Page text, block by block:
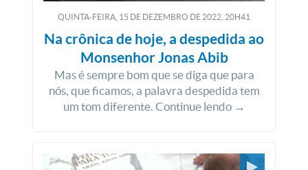
QUINTA-FEIRA, 15 DE DEZEMBRO DE 2022, 20H41
Na crônica de hoje, a despedida ao
Monsenhor Jonas Abib
Mas é sempre bom que se diga que para
nós, que ficamos, a palavra despedida tem
um tom diferente. Continue lendo →